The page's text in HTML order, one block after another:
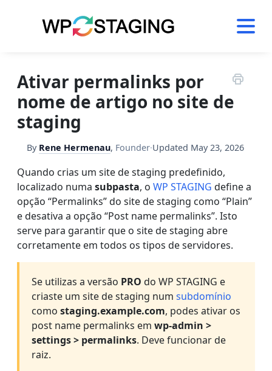
Ativar permalinks por
nome de artigo no site de
staging
By Rene Hermenau, Founder·Updated May 23, 2026
Quando crias um site de staging predefinido,
localizado numa subpasta, o WP STAGING define a
opção “Permalinks” do site de staging como “Plain”
e desativa a opção “Post name permalinks”. Isto
serve para garantir que o site de staging abre
corretamente em todos os tipos de servidores.
Se utilizas a versão PRO do WP STAGING e
criaste um site de staging num subdomínio
como staging.example.com, podes ativar os
post name permalinks em wp-admin >
settings > permalinks. Deve funcionar de
raiz.